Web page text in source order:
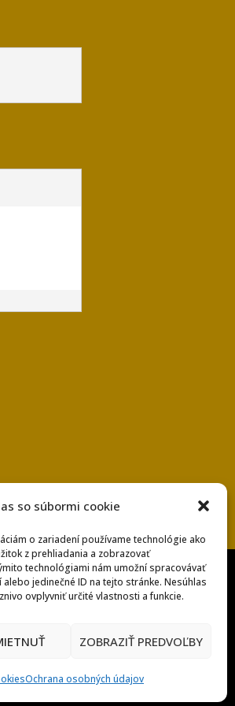
so súbormi cookie
o zariadení používame technológie ako
z prehliadania a zobrazovať
technológiami nám umožní spracovávať
jedinečné ID na tejto stránke. Nesúhlas
ovplyvniť určité vlastnosti a funkcie.
ZOBRAZIŤ PREDVOĽBY
Ochrana osobných údajov